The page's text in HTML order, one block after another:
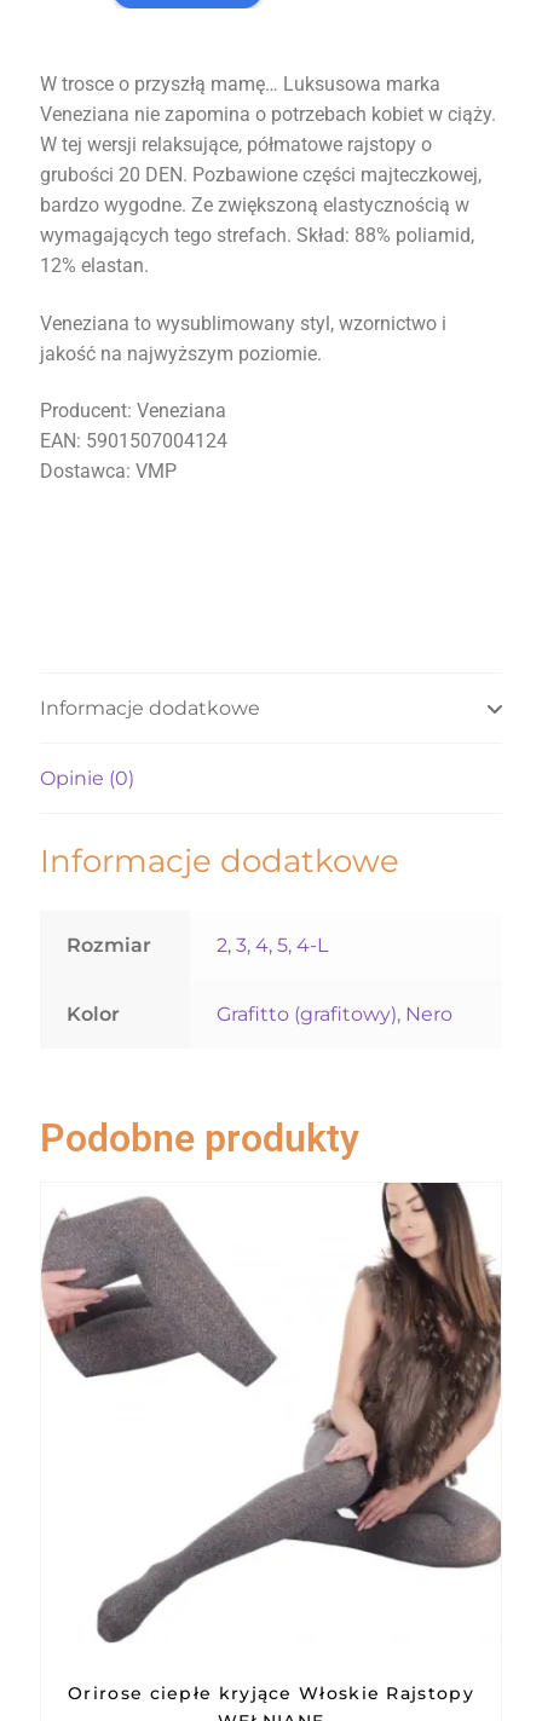
W trosce o przyszłą mamę… Luksusowa marka
Veneziana nie zapomina o potrzebach kobiet w ciąży.
W tej wersji relaksujące, półmatowe rajstopy o
grubości 20 DEN. Pozbawione części majteczkowej,
bardzo wygodne. Ze zwiększoną elastycznością w
wymagających tego strefach. Skład: 88% poliamid,
12% elastan.
Veneziana to wysublimowany styl, wzornictwo i
jakość na najwyższym poziomie.
Producent: Veneziana
EAN: 5901507004124
Dostawca: VMP
Informacje dodatkowe
Opinie (0)
Informacje dodatkowe
Rozmiar 2,3,4,5,4-L
Kolor Grafitto (grafitowy), Nero
Podobne produkty
Orirose ciepłe kryjące Włoskie Rajstopy